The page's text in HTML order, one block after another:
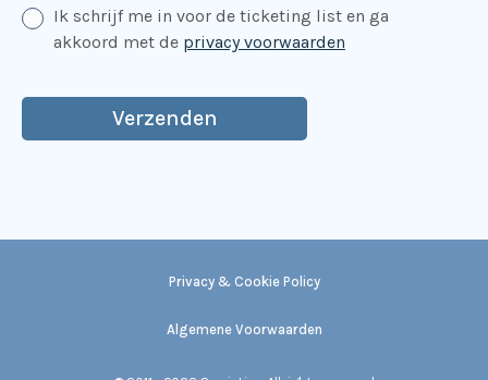
Ik schrijf me in voor de ticketing list en ga
akkoord met de privacy voorwaarden
Privacy & Cookie Policy
Algemene Voorwaarden